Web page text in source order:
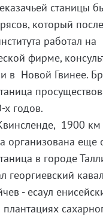
станицы
который
работал на
фирме,
в Новой Гвинее.
годов.
1900 км
организована еще
в городе
георгиевский
- есаул